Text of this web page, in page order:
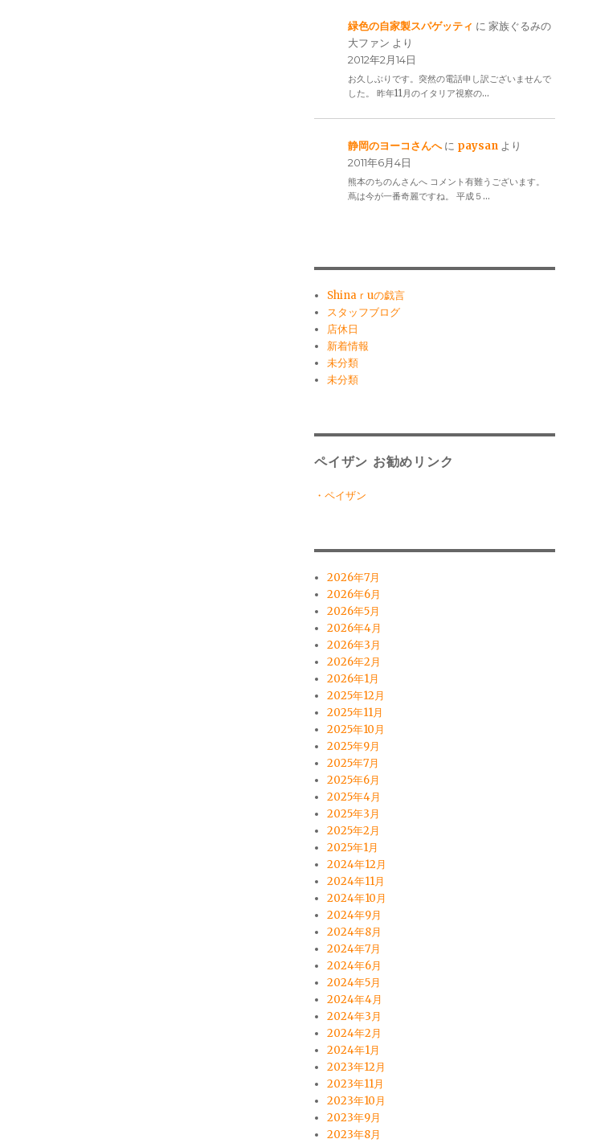
緑色の自家製スパゲッティ に家族ぐるみの
大ファン より
2012年2月14日
お久しぶりです。突然の電話申し訳ございませんで
した。 昨年11月のイタリア視察の…
静岡のヨーコさんへに paysan より
2011年6月4日
熊本のちのんさんへ コメント有難うございます。
蔦は今が一番奇麗ですね。 平成５…
Shinaｒuの戯言
スタッフブログ
店休日
新着情報
未分類
未分類
ペイザン お勧めリンク
・ペイザン
2026年7月
2026年6月
2026年5月
2026年4月
2026年3月
2026年2月
2026年1月
2025年12月
2025年11月
2025年10月
2025年9月
2025年7月
2025年6月
2025年4月
2025年3月
2025年2月
2025年1月
2024年12月
2024年11月
2024年10月
2024年9月
2024年8月
2024年7月
2024年6月
2024年5月
2024年4月
2024年3月
2024年2月
2024年1月
2023年12月
2023年11月
2023年10月
2023年9月
2023年8月